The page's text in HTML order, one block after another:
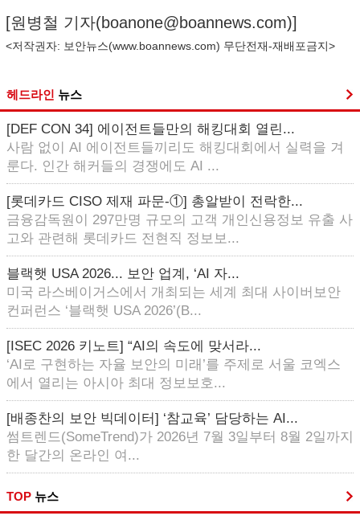
[원병철 기자(boanone@boannews.com)]
<저작권자: 보안뉴스(www.boannews.com) 무단전재-재배포금지>
헤드라인 뉴스
[DEF CON 34] 에이전트들만의 해킹대회 열린...
사람 없이 AI 에이전트들끼리도 해킹대회에서 실력을 겨
룬다. 인간 해커들의 경쟁에도 AI ...
[롯데카드 CISO 제재 파문-①] 총알받이 전락한...
금융감독원이 297만명 규모의 고객 개인신용정보 유출 사
고와 관련해 롯데카드 전현직 정보보...
블랙햇 USA 2026... 보안 업계, ‘AI 자...
미국 라스베이거스에서 개최되는 세계 최대 사이버보안
컨퍼런스 ‘블랙햇 USA 2026’(B...
[ISEC 2026 키노트] “AI의 속도에 맞서라...
‘AI로 구현하는 자율 보안의 미래’를 주제로 서울 코엑스
에서 열리는 아시아 최대 정보보호...
[배종찬의 보안 빅데이터] ‘참교육’ 담당하는 AI...
썸트렌드(SomeTrend)가 2026년 7월 3일부터 8월 2일까지
한 달간의 온라인 여...
TOP 뉴스